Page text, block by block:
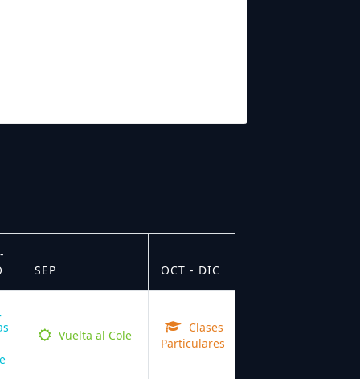
SEP OCT - DIC
Vuelta al Cole
Clases
Particulares